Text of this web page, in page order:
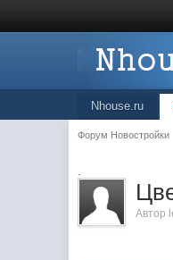
Nhouse.ru
Форум Новостройки
.
Автор